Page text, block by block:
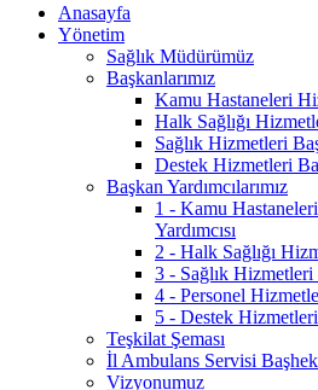
Anasayfa
Yönetim
Sağlık Müdürümüz
Başkanlarımız
Kamu Hastaneleri
Halk Sağlığı
Sağlık Hizmetleri
Destek Hizmetleri
Başkan Yardımcılarımız
1 - Kamu
Yardımcısı
2 - Halk Sağlığı
3 - Sağlık Hizmetleri
4 - Personel
5 - Destek Hizmetleri
Teşkilat Şeması
İl Ambulans Servisi
Vizyonumuz